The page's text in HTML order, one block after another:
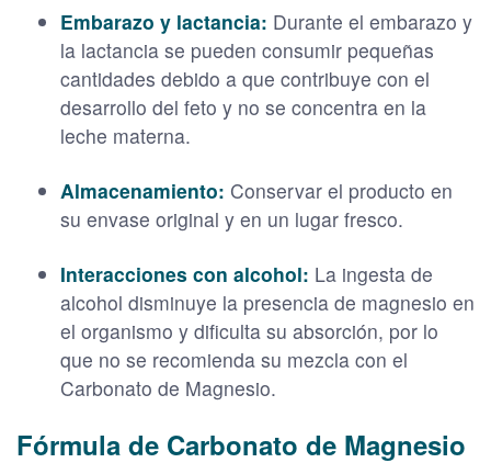
Embarazo y lactancia: Durante el embarazo y
la lactancia se pueden consumir pequeñas
cantidades debido a que contribuye con el
desarrollo del feto y no se concentra en la
leche materna.
Almacenamiento: Conservar el producto en
su envase original y en un lugar fresco.
Interacciones con alcohol: La ingesta de
alcohol disminuye la presencia de magnesio en
el organismo y dificulta su absorción, por lo
que no se recomienda su mezcla con el
Carbonato de Magnesio.
Fórmula de Carbonato de Magnesio